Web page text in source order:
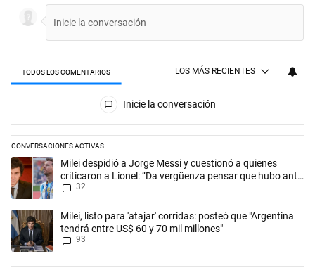
TODOS LOS COMENTARIOS LOS MÁS RECIENTES
Todos los comentarios
Inicie la conversación
CONVERSACIONES ACTIVAS
Este listado muestra los artículos con más comentarios en los
Un artículo de tendencia con el título "Milei despidió a Jorge Messi y
Milei despidió a Jorge Messi y cuestionó a quienes
criticaron a Lionel: “Da vergüenza pensar que hubo anti-
Messi”
32
Un artículo de tendencia con el título "Milei, listo para 'atajar'
Milei, listo para 'atajar' corridas: posteó que "Argentina
tendrá entre US$ 60 y 70 mil millones"
93